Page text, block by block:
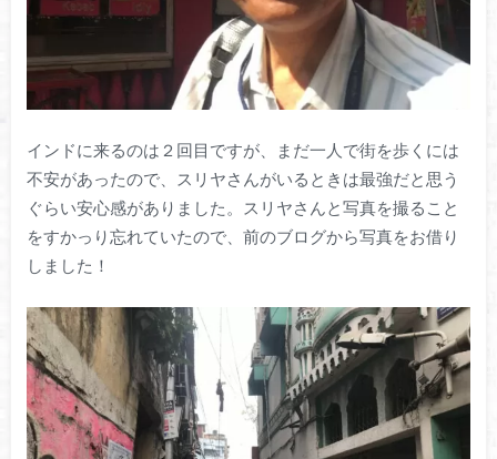
インドに来るのは２回目ですが、まだ一人で街を歩くには
不安があったので、スリヤさんがいるときは最強だと思う
ぐらい安心感がありました。スリヤさんと写真を撮ること
をすかっり忘れていたので、前のブログから写真をお借り
しました！